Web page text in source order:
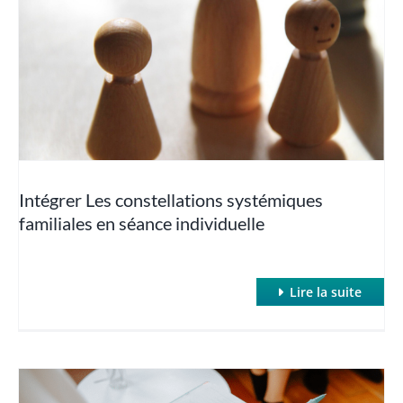
Clean Language
Hypnose classique et inductions rapides
Hypnose et Addictions
Intégrer Les constellations systémiques
familiales en séance individuelle
Lire la suite